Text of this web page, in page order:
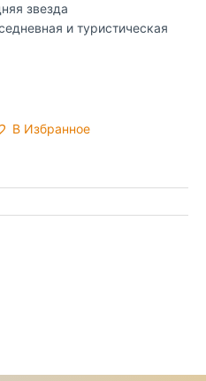
звезда
и туристическая
В Избранное